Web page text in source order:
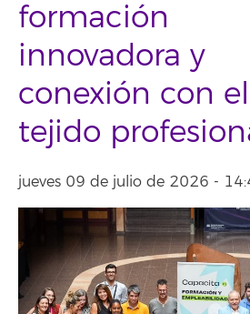
formación
innovadora y
conexión con el
tejido
jueves 09 de julio de 2026 -